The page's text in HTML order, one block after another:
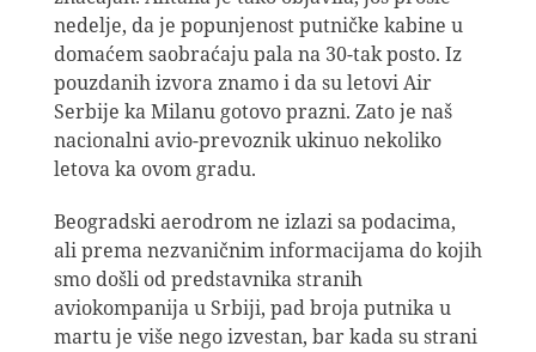
nedelje, da je popunjenost putničke kabine u
domaćem saobraćaju pala na 30-tak posto. Iz
pouzdanih izvora znamo i da su letovi Air
Serbije ka Milanu gotovo prazni. Zato je naš
nacionalni avio-prevoznik ukinuo nekoliko
letova ka ovom gradu.
Beogradski aerodrom ne izlazi sa podacima,
ali prema nezvaničnim informacijama do kojih
smo došli od predstavnika stranih
aviokompanija u Srbiji, pad broja putnika u
martu je više nego izvestan, bar kada su strani